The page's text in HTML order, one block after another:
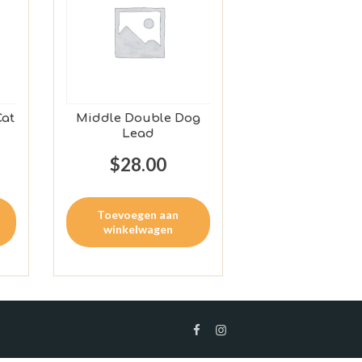
Middle Double Dog
Lead
$28.00
Toevoegen aan
winkelwagen